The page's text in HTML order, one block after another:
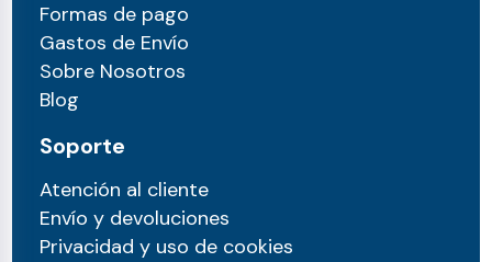
Formas de pago
Gastos de Envío
Sobre Nosotros
Blog
Soporte
Atención al cliente
Envío y devoluciones
Privacidad y uso de cookies